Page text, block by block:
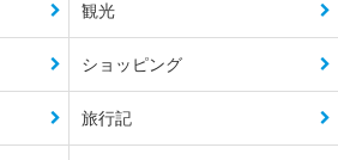
観光
ショッピング
旅行記